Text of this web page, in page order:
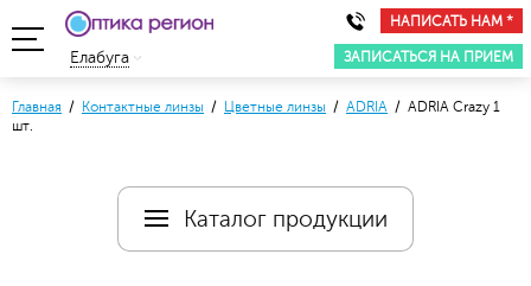
НАПИСАТЬ НАМ *
ЗАПИСАТЬСЯ НА ПРИЕМ
Елабуга
Главная / Контактные линзы / Цветные линзы / ADRIA / ADRIA Crazy 1
шт.
Каталог продукции